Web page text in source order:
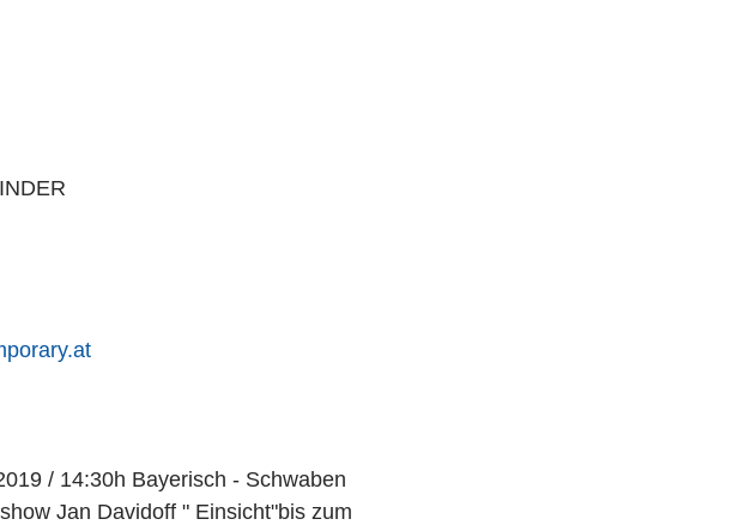
/ 14:30h Bayerisch - Schwaben
Jan Davidoff " Einsicht"bis zum